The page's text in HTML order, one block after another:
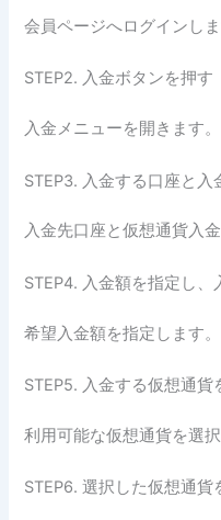
会員ページへログインしま
STEP2. 入金ボタンを押す
入金メニューを開きます。
STEP3. 入金する口座と入
入金先口座と仮想通貨入
STEP4. 入金額を指定し、
希望入金額を指定します。
STEP5. 入金する仮想通貨
利用可能な仮想通貨を選択
STEP6. 選択した仮想通貨